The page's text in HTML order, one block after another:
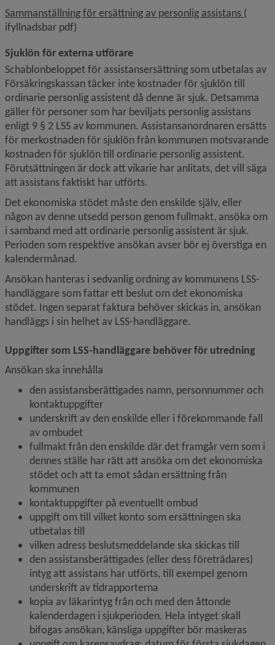
Sammanställning för ersättning av personlig assistans (,
ifyllnadsbar pdf)
Sjuklön för externa utförare
Schablonbeloppet för assistansersättning som utbetalas av
Försäkringskassan täcker inte kostnader för sjuklön till
ordinarie personlig assistent då denne är sjuk. Detsamma
gäller för personer som har beviljats personlig assistans
enligt 9 § 2 LSS av kommunen. Assistansanordnaren ersätts
för merkostnaden för sjuklön från kommunen motsvarande
kostnaden för sjuklön till ordinarie personlig assistent.
Förutsättningen är dock att vikarie har anlitats, det vill säga
att assistans faktiskt har utförts.
Det ekonomiska stödet måste den enskilde själv, eller
någon av denne utsedd person genom fullmakt, ansöka om
i samband med att ordinarie personlig assistent är sjuk.
Perioden som respektive ansökan avser bör ej överstiga en
kalendermånad.
Ansökan hanteras i sedvanlig ordning av kommunens LSS-
handläggare som fattar ett beslut om det ekonomiska
stödet. Ingen separat faktura behöver skickas in, ansökan
handläggs i sin helhet av LSS-handläggare.
Uppgifter som LSS-handläggare behöver för utredning
Ansökan ska innehålla
den assistansberättigades namn, personnummer och
kontaktuppgifter
underskrift av den enskilde eller i förekommande fall
av ombudet
fullmakt från den enskilde där det framgår vem som i
dennes ställe har rätt att ansöka om det ekonomiska
stödet och att ta emot sådan ersättning från
kommunen
kontaktuppgifter på eventuellt ombud
uppgift om till vilket konto som ersättningen ska
utbetalas till
vilken adress beslutsmeddelande ska skickas till
den assistansberättigades (eller dess företrädares)
intyg att assistans har utförts, till exempel genom
underskrift av tidrapporterna
kopia av läkarintyg från och med den åttonde
kalenderdagen i sjukperioden. Hela intyget skall
bifogas ansökan, känsliga uppgifter bör maskeras